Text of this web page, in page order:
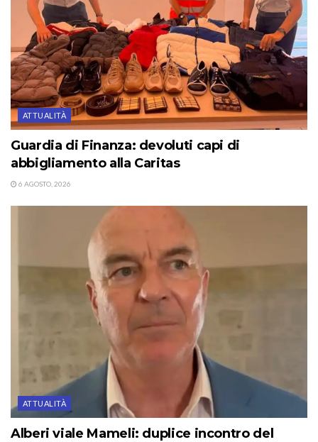
ATTUALITÀ
Guardia di Finanza: devoluti capi di
abbigliamento alla Caritas
6 AGOSTO, 2026
ATTUALITÀ
Alberi viale Mameli: duplice incontro del